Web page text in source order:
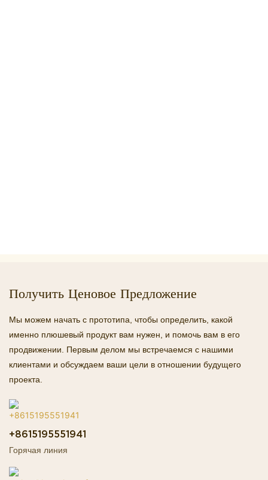
Получить Ценовое Предложение
Мы можем начать с прототипа, чтобы определить, какой
именно плюшевый продукт вам нужен, и помочь вам в его
продвижении. Первым делом мы встречаемся с нашими
клиентами и обсуждаем ваши цели в отношении будущего
проекта.
+8615195551941
Горячая линия